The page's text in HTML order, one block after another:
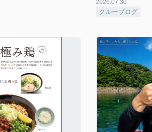
2026.07.30
クルーブログ